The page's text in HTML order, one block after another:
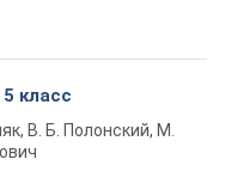
класс
В. Б. Полонский, М.